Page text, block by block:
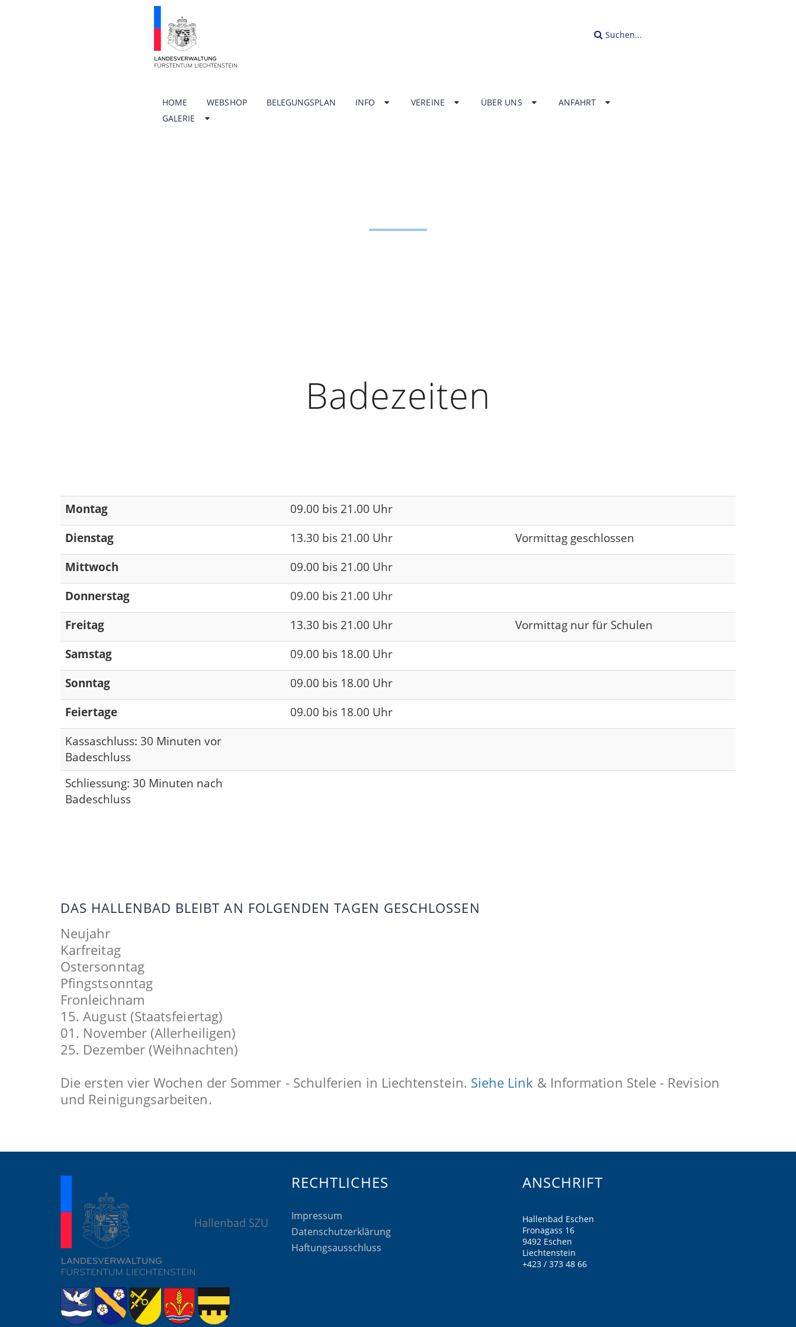
Suchen...
HOME WEBSHOP BELEGUNGSPLAN INFO VEREINE ÜBER UNS
ANFAHRT
GALERIE
Badezeiten
Montag
09.00 bis 21.00 Uhr
Dienstag
13.30 bis 21.00 Uhr
Vormittag geschlossen
Mittwoch
09.00 bis 21.00 Uhr
Donnerstag
09.00 bis 21.00 Uhr
Freitag
13.30 bis 21.00 Uhr
Vormittag nur für Schulen
Samstag
09.00 bis 18.00 Uhr
Sonntag
09.00 bis 18.00 Uhr
Feiertage
09.00 bis 18.00 Uhr
Kassaschluss: 30 Minuten vor
Badeschluss
Schliessung: 30 Minuten nach
Badeschluss
DAS HALLENBAD BLEIBT AN FOLGENDEN TAGEN GESCHLOSSEN
Neujahr
Karfreitag
Ostersonntag
Pfingstsonntag
Fronleichnam
15. August (Staatsfeiertag)
01. November (Allerheiligen)
25. Dezember (Weihnachten)
Die ersten vier Wochen der Sommer - Schulferien in Liechtenstein. Siehe Link & Information Stele - Revision
und Reinigungsarbeiten.
RECHTLICHES
Impressum
Datenschutzerklärung
Haftungsausschluss
ANSCHRIFT
Hallenbad Eschen
Fronagass 16
9492 Eschen
Liechtenstein
+423 / 373 48 66